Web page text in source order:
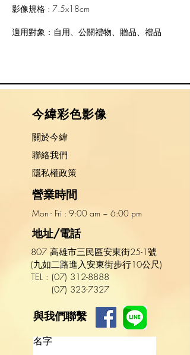
影像規格 : 7.5x18cm
適用對象：自用、公關禮物、贈品、禮品
​今緯彩色影像
關於今緯
​聯絡我們
隱私權政策
營業時間
Mon - Fri : 9:00 am ~ 6:00 pm​​
地址/電話
807 高雄市三民區安東街25-1號
(九如二路進入安東街步行10公尺)
TEL : (07) 312-8888
(07) 323-7327
與我們聯繫
名字